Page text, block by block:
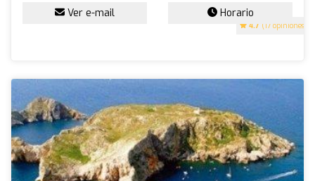
4.7 (17 opiniones)
Ver e-mail Horario